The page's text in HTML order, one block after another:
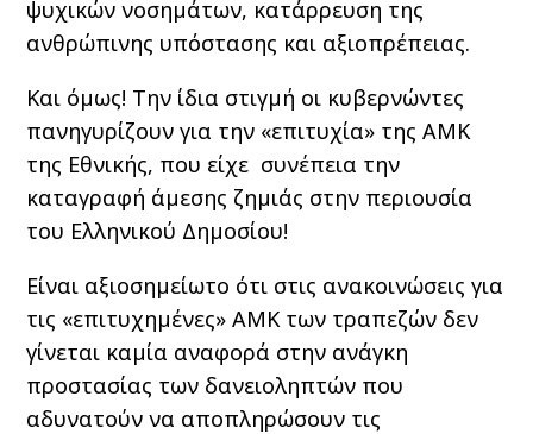
ψυχικών νοσημάτων, κατάρρευση της
ανθρώπινης υπόστασης και αξιοπρέπειας.
Και όμως! Την ίδια στιγμή οι κυβερνώντες
πανηγυρίζουν για την «επιτυχία» της ΑΜΚ
της Εθνικής, που είχε συνέπεια την
καταγραφή άμεσης ζημιάς στην περιουσία
του Ελληνικού Δημοσίου!
Είναι αξιοσημείωτο ότι στις ανακοινώσεις για
τις «επιτυχημένες» ΑΜΚ των τραπεζών δεν
γίνεται καμία αναφορά στην ανάγκη
προστασίας των δανειοληπτών που
αδυνατούν να αποπληρώσουν τις